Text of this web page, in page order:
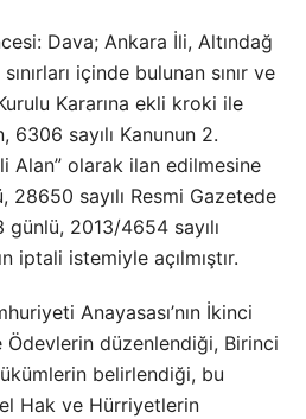
Dava; Ankara İli, Altındağ
içinde bulunan sınır ve
Kararına ekli kroki ile
6306 sayılı Kanunun 2.
Alan” olarak ilan edilmesine
sayılı Resmi Gazetede
2013/4654 sayılı
iptali istemiyle açılmıştır.
Anayasası’nın İkinci
Ödevlerin düzenlendiği, Birinci
belirlendiği, bu
Hak ve Hürriyetlerin